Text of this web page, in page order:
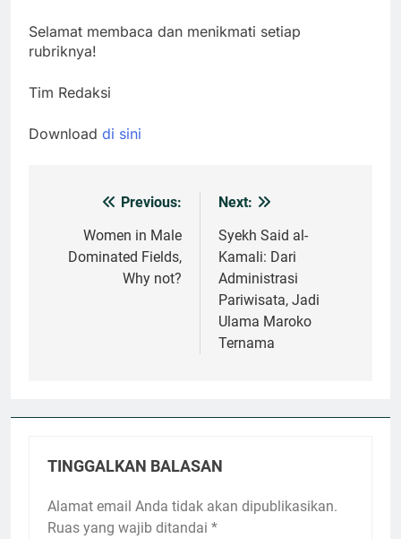
Selamat membaca dan menikmati setiap
rubriknya!
Tim Redaksi
Download di sini
NavigasiPrevious:
Women in Male
Dominated Fields,
Why not?
Next:
Syekh Said al-
Kamali: Dari
Administrasi
Pariwisata, Jadi
Ulama Maroko
Ternama
TINGGALKAN BALASAN
Alamat email Anda tidak akan dipublikasikan.
Ruas yang wajib ditandai *